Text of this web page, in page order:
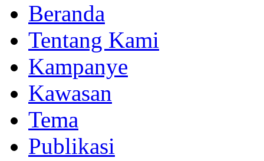
Beranda
Tentang Kami
Kampanye
Kawasan
Tema
Publikasi